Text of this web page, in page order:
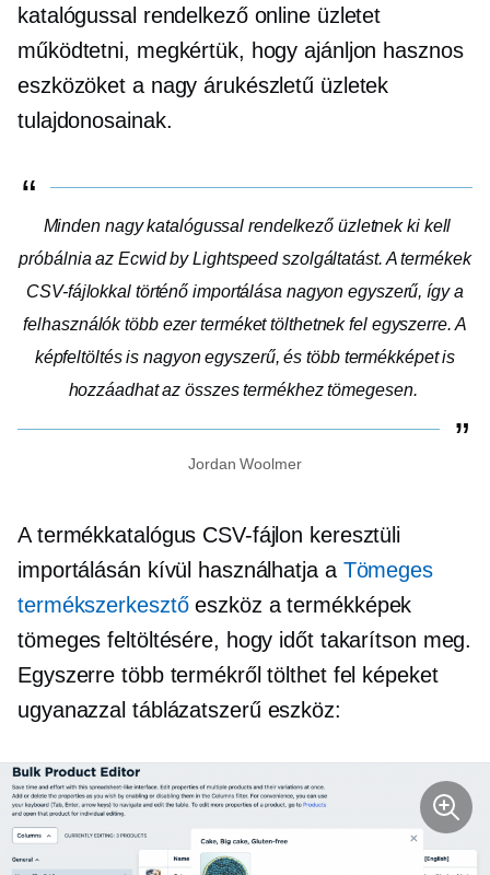
katalógussal rendelkező online üzletet
működtetni, megkértük, hogy ajánljon hasznos
eszközöket a nagy árukészletű üzletek
tulajdonosainak.
Minden nagy katalógussal rendelkező üzletnek ki kell
próbálnia az Ecwid by Lightspeed szolgáltatást. A termékek
CSV-fájlokkal történő importálása nagyon egyszerű, így a
felhasználók több ezer terméket tölthetnek fel egyszerre. A
képfeltöltés is nagyon egyszerű, és több termékképet is
hozzáadhat az összes termékhez tömegesen.
Jordan Woolmer
A termékkatalógus CSV-fájlon keresztüli
importálásán kívül használhatja a Tömeges
termékszerkesztőeszköz a termékképek
tömeges feltöltésére, hogy időt takarítson meg.
Egyszerre több termékről tölthet fel képeket
ugyanazzal táblázatszerűeszköz: